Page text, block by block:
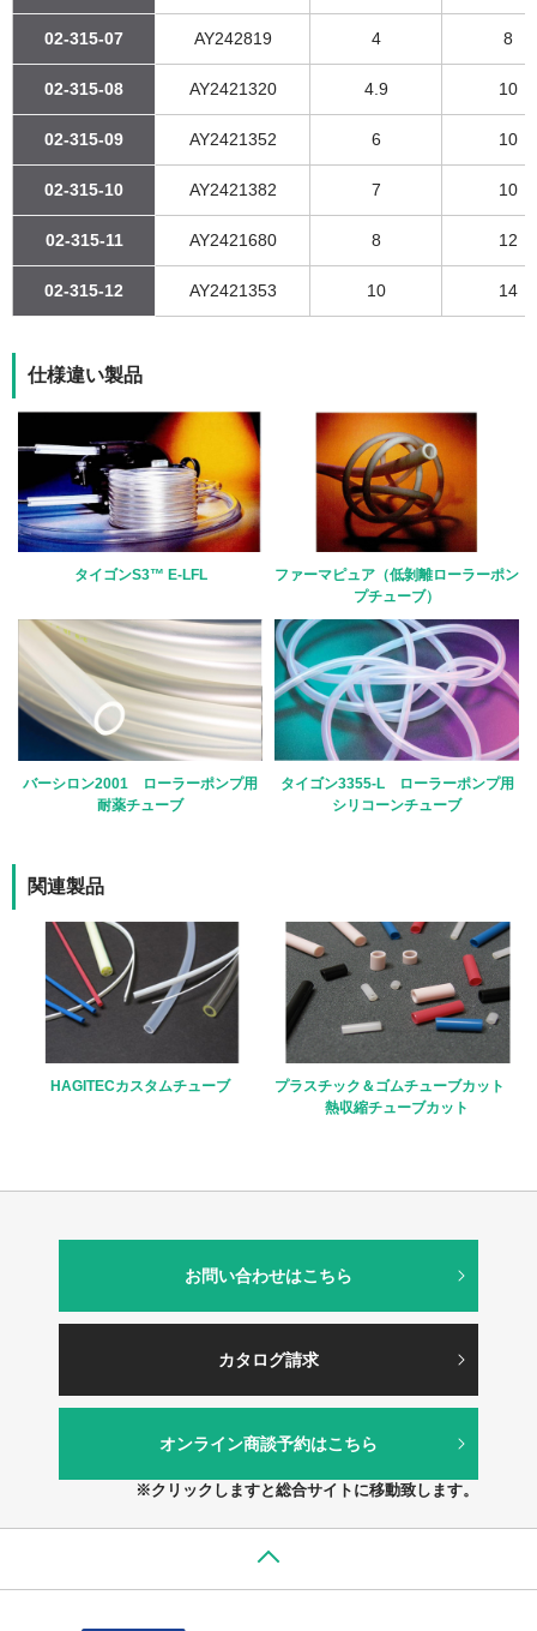
02-315-07 AY242819 4 8
02-315-08 AY2421320 4.9 10
02-315-09 AY2421352 6 10
02-315-10 AY2421382 7 10
02-315-11 AY2421680 8 12
02-315-12 AY2421353 10 14
仕様違い製品
タイゴンS3™ E-LFL
ファーマピュア（低剝離ローラーポン
プチューブ）
バーシロン2001 ローラーポンプ用
耐薬チューブ
タイゴン3355-L ローラーポンプ用
シリコーンチューブ
関連製品
HAGITECカスタムチューブ
プラスチック＆ゴムチューブカット
熱収縮チューブカット
お問い合わせはこちら
カタログ請求
オンライン商談予約はこちら
※クリックしますと総合サイトに移動致します。